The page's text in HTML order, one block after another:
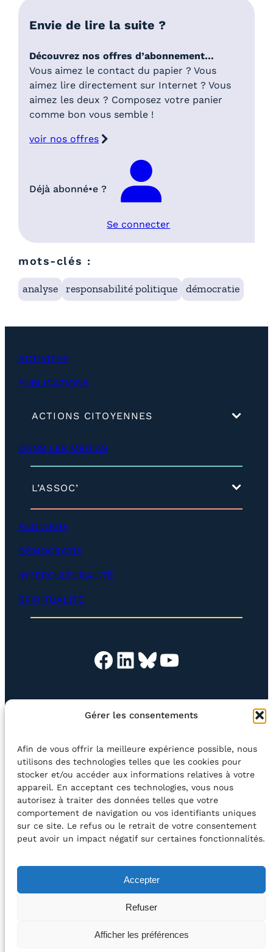
Gérer les consentements
Afin de vous offrir la meilleure expérience possible, nous
utilisons des technologies telles que les cookies pour
stocker et/ou accéder aux informations relatives à votre
appareil. En acceptant ces technologies, vous nous
autorisez à traiter des données telles que votre
comportement de navigation ou vos identifiants uniques
sur ce site. Le refus ou le retrait de votre consentement
peut avoir un impact négatif sur certaines fonctionnalités.
Accepter
Refuser
Afficher les préférences
Envie de lire la suite ?
Découvrez nos offres d’abonnement…
Vous aimez le contact du papier ? Vous
aimez lire directement sur Internet ? Vous
aimez les deux ? Composez votre panier
comme bon vous semble !
voir nos offres
Déjà abonné•e ?
Se connecter
mots-clés :
analyse responsabilité politique démocratie
ACTIVITÉS
PUBLICATIONS
ACTIONS CITOYENNES
p
DANS LES MÉDIAS
L’ASSOC’
é
l
o
p
e
r
)
ÉCOLOGIE
DÉMOCRATIE
INTERCULTURALITÉ
SPIRITUALITÉ
Facebook LinkedIn Bluesky YouTube
EN QUESTION BOUTIQUE NEWSLETTER
CONTACT
Rechercher
©2026 Centre Avec asblBE33 5230​ 8091​ 4546
avec le soutien de la Fédération Wallonie-Bruxelles
POLITIQUE DE CONFIDENTIALITÉ
Développement :Média Animation asbl